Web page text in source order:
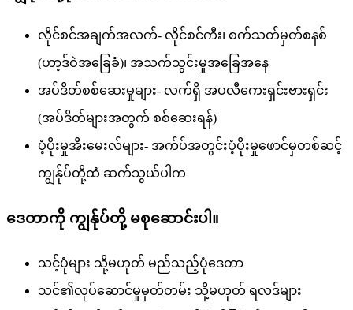
လိုင်စင်အချက်အလက်- လိုင်စင်ကီး၊ စက်သတ်မှတ်စနစ်
(ဟာ့ဒ်ဝဲအခြေခံ)၊ အသက်သွင်းမှုအခြေအနေ
အပ်ဒိတ်စစ်ဆေးမှုများ- လက်ရှိ အပလီကေးရှင်းဗားရှင်း
(အပ်ဒိတ်များအတွက် စစ်ဆေးရန်)
ပံ့ပိုးမှုအီးမေးလ်များ- အက်ပ်အတွင်းပံ့ပိုးမှုဖောင်မှတစ်ဆင့်
ကျွန်ုပ်တို့ထံ ဆက်သွယ်ပါက
ဒေတာကို ကျွန်ုပ်တို့ မစုဆောင်းပါ။
သင့်ပုံများ သို့မဟုတ် မည်သည့်ပုံဒေတာ
သင်၏လုပ်ဆောင်မှုမှတ်တမ်း သို့မဟုတ် ရလဒ်များ